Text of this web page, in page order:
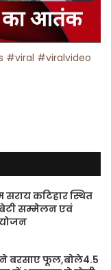
#viral #viralvideo
सराय कटिहार स्थित
बेटी सम्मेलन एवं
ने बरसाए फूल,बोले4.5